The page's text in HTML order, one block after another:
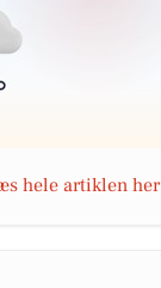
hele artiklen her